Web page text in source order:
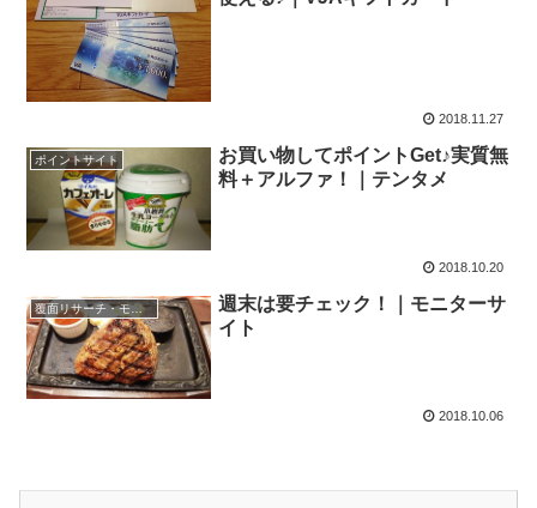
2018.11.27
ポイントサイト
お買い物してポイントGet♪実質無
料＋アルファ！｜テンタメ
2018.10.20
覆面リサーチ・モニター
週末は要チェック！｜モニターサ
イト
2018.10.06